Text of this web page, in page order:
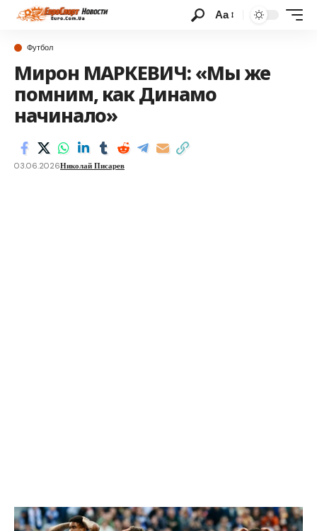
Аа
Футбол
Мирон МАРКЕВИЧ: «Мы же
помним, как Динамо
начинало»
03.06.2026Николай Писарев